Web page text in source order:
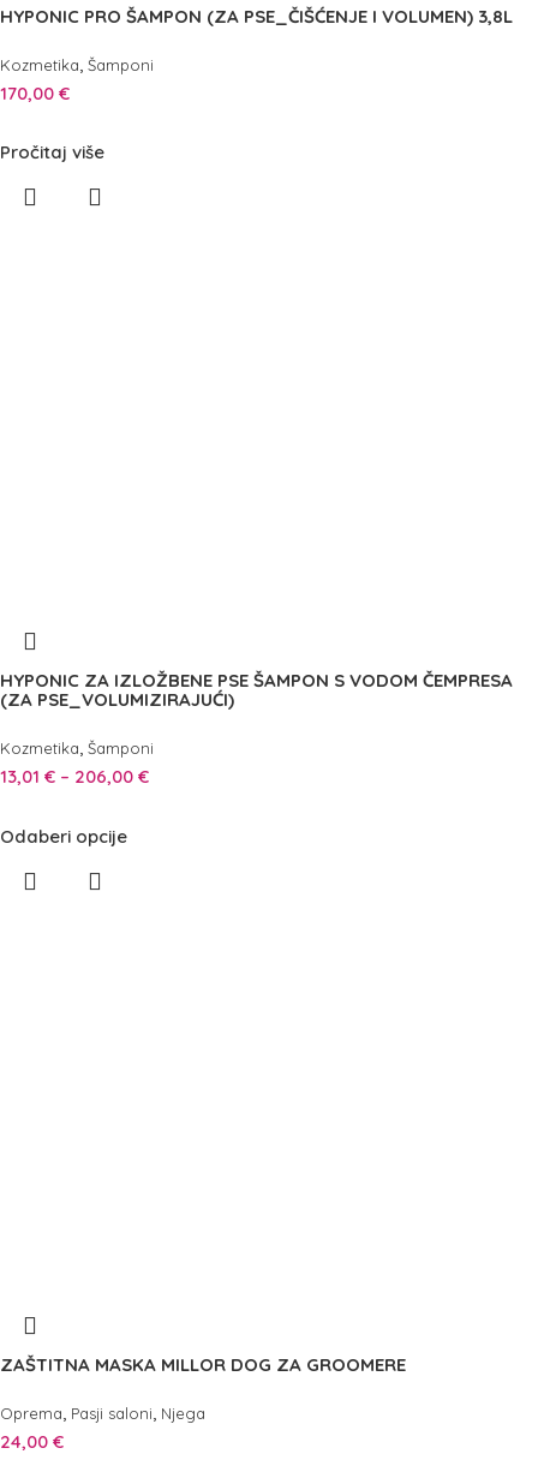
HYPONIC PRO ŠAMPON (ZA PSE_ČIŠĆENJE I VOLUMEN) 3,8L
Kozmetika Šamponi
170,00 €
Pročitaj više
HYPONIC ZA IZLOŽBENE PSE ŠAMPON S VODOM ČEMPRESA
(ZA PSE_VOLUMIZIRAJUĆI)
Kozmetika, Šamponi
13,01 € – 206,00 €
Odaberi opcije
ZAŠTITNA MASKA MILLOR DOG ZA GROOMERE
Oprema, Pasji saloni, Njega
24,00 €